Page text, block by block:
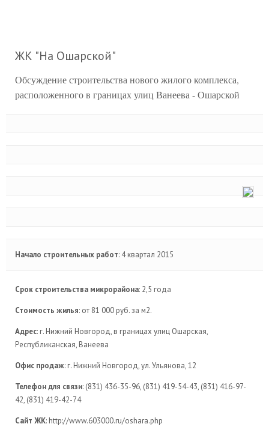
ЖК "На Ошарской"
Обсуждение строительства нового жилого комплекса,
расположенного в границах улиц Ванеева - Ошарской
Начало строительных работ: 4 квартал 2015
Срок строительства микрорайона: 2,5 года
Стоимость жилья: от 81 000 руб. за м2.
Адрес: г. Нижний Новгород, в границах улиц Ошарская,
Республиканская, Ванеева
Офис продаж: г. Нижний Новгород, ул. Ульянова, 12
Телефон для связи: (831) 436-35-96, (831) 419-54-43, (831) 416-97-
42, (831) 419-42-74
Сайт ЖК: http://www.603000.ru/oshara.php